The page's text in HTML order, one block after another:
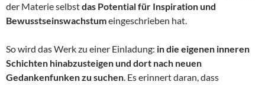
der Materie selbstdas Potential für Inspiration und
Bewusstseinswachstumeingeschrieben hat.
So wird das Werk zu einer Einladung: in die eigenen inneren
Schichten hinabzusteigen und dort nach neuen
Gedankenfunken zu suchen. Es erinnert daran, dass